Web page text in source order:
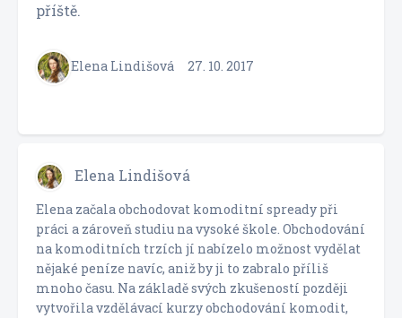
příště.
Elena Lindišová 27. 10. 2017
Elena Lindišová
Elena začala obchodovat komoditní spready při
práci a zároveň studiu na vysoké škole. Obchodování
na komoditních trzích jí nabízelo možnost vydělat
nějaké peníze navíc, aniž by ji to zabralo příliš
mnoho času. Na základě svých zkušeností později
vytvořila vzdělávací kurzy obchodování komodit,